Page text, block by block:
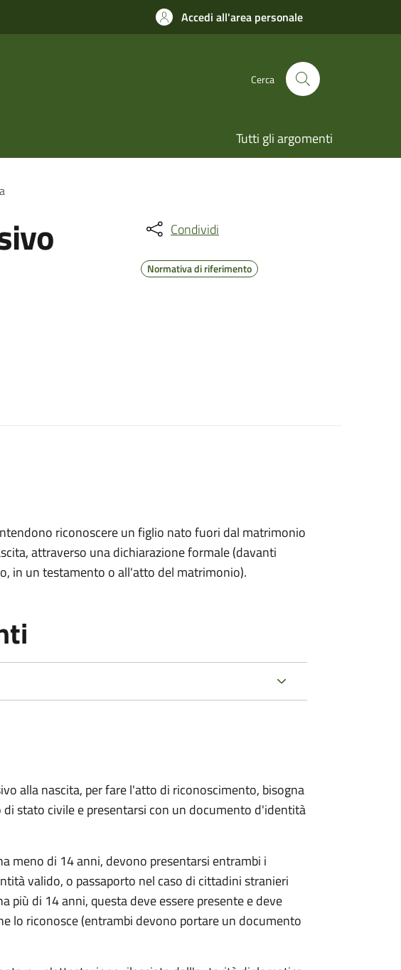
Accedi all'area personale
Cerca
Tutti gli argomenti
Condividi
Normativa di riferimento
riconoscere un figlio nato fuori dal matrimonio
attraverso una dichiarazione formale (davanti
in un testamento o all'atto del matrimonio).
alla nascita, per fare l'atto di riconoscimento, bisogna
stato civile e presentarsi con un documento d'identità
meno di 14 anni, devono presentarsi entrambi i
valido, o passaporto nel caso di cittadini stranieri
più di 14 anni, questa deve essere presente e deve
lo riconosce (entrambi devono portare un documento